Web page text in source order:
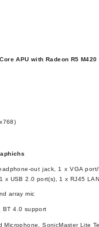
APU withRadeon R5
out jack, 1 x VGA
x USB 2.0 port(s), 1 x RJ45
array mic
BT 4.0 support
Microphone, SonicMaster Lite